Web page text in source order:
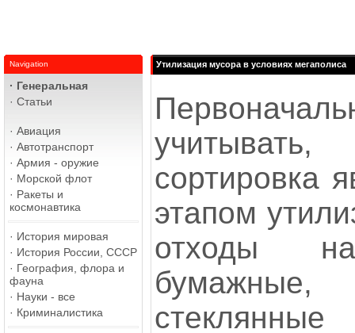
Navigation
· Генеральная
· Статьи
· Авиация
· Автотранспорт
· Армия - оружие
· Морской флот
· Ракеты и
космонавтика
· История мировая
· История России, СССР
· География, флора и
фауна
· Науки - все
· Криминалистика
Утилизация мусора в условиях мегаполиса
учитывать,
сортировка
этапом
отходы на
бумажные,